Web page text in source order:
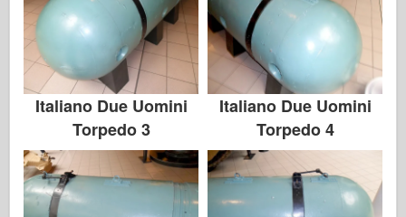
Italiano Due Uomini
Torpedo 3
Italiano Due Uomini
Torpedo 4